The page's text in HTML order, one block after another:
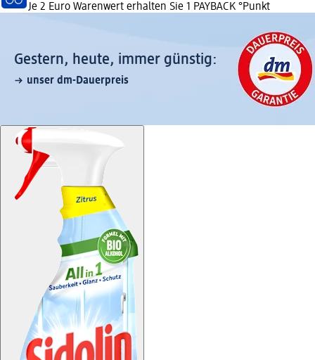
Je 2 Euro Warenwert erhalten Sie 1 PAYBACK °Punkt
Gestern, heute, immer günstig:
unser dm-Dauerpreis